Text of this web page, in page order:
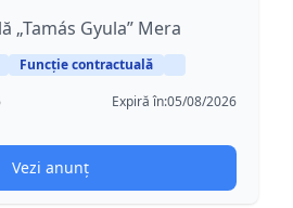
„Tamás Gyula” Mera
Funcție contractuală
Expiră în:05/08/2026
Vezi anunț